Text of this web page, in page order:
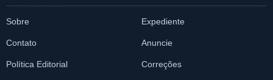
Sobre Expediente
Contato Anuncie
Política Editorial Correções